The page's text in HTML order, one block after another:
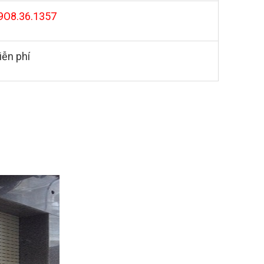
phí